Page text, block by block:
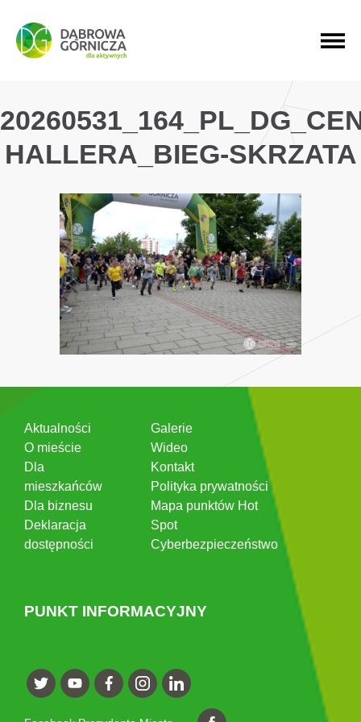
PRZEJDŹ DO MENU GŁÓWNEGO
PRZEJDŹ DO WYSZUKIWARKI
PRZEJDŹ DO TREŚCI
HALLERA_BIEG-SKRZATA
Aktualności
O mieście
Dla
mieszkańców
Dla biznesu
Deklaracja
dostępności
Galerie
Wideo
Kontakt
Polityka prywatności
Mapa punktów Hot
Spot
Cyberbezpieczeństwo
PUNKT INFORMACYJNY